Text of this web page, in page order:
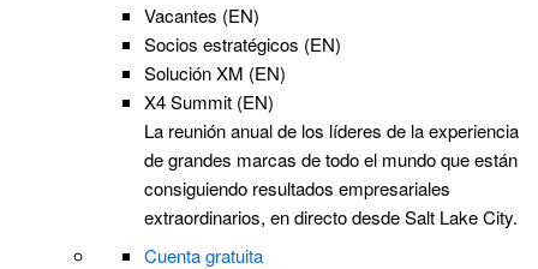
Vacantes (EN)
Socios estratégicos (EN)
Solución XM (EN)
X4 Summit (EN)
La reunión anual de los líderes de la experiencia
de grandes marcas de todo el mundo que están
consiguiendo resultados empresariales
extraordinarios, en directo desde Salt Lake City.
Cuenta gratuita